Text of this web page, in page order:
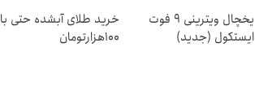
یخچال ویترینی 9 فوت
ایستکول (جدید)
خرید طلای آبشده حتی با
۱۰۰هزارتومان